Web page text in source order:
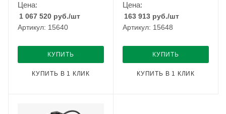
Цена:
1 067 520 руб./шт
Артикул: 15640
КУПИТЬ
КУПИТЬ В 1 КЛИК
Цена:
163 913 руб./шт
Артикул: 15648
КУПИТЬ
КУПИТЬ В 1 КЛИК